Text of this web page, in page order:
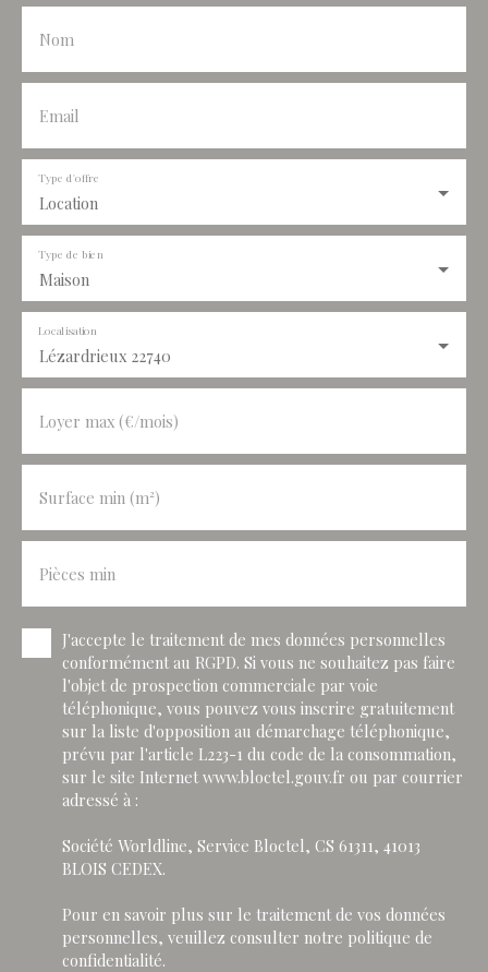
Nom
Email
Location
Type d'offre
Maison
Type de bien
Lézardrieux 22740
Localisation
Loyer max (€/mois)
Surface min (m²)
Pièces min
J'accepte le traitement de mes données personnelles
conformément au RGPD. Si vous ne souhaitez pas faire
l'objet de prospection commerciale par voie
téléphonique, vous pouvez vous inscrire gratuitement
sur la liste d'opposition au démarchage téléphonique,
prévu par l'article L223-1 du code de la consommation,
sur le site Internet www.bloctel.gouv.fr ou par courrier
adressé à :
Société Worldline, Service Bloctel, CS 61311, 41013
BLOIS CEDEX.
Pour en savoir plus sur le traitement de vos données
personnelles, veuillez consulter notre politique de
confidentialité.